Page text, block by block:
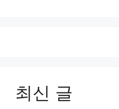
최신 글